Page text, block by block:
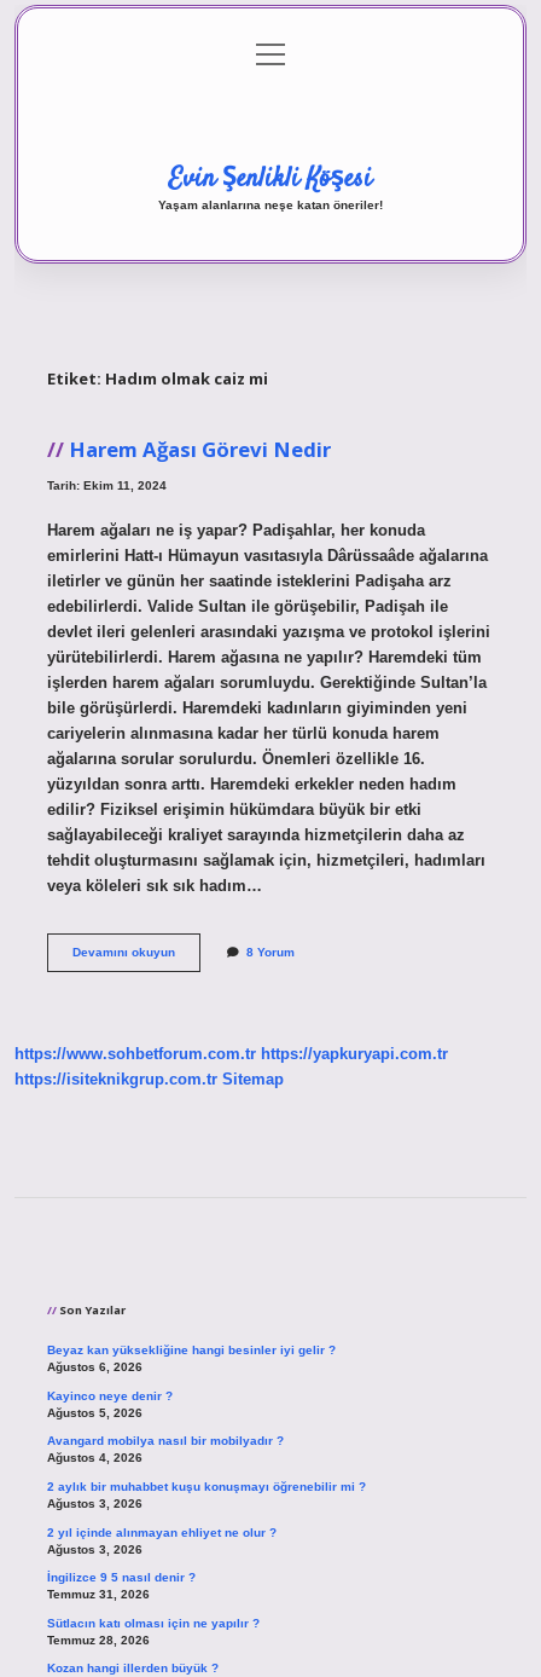
Gizlilik Politikası
menüyü
aç
Evin Şenlikli Köşesi
Yaşam alanlarına neşe katan öneriler!
Etiket: Hadım olmak caiz mi
Harem Ağası Görevi Nedir
Tarih: Ekim 11, 2024
Harem ağaları ne iş yapar? Padişahlar, her konuda
emirlerini Hatt-ı Hümayun vasıtasıyla Dârüssaâde ağalarına
iletirler ve günün her saatinde isteklerini Padişaha arz
edebilirlerdi. Valide Sultan ile görüşebilir, Padişah ile
devlet ileri gelenleri arasındaki yazışma ve protokol işlerini
yürütebilirlerdi. Harem ağasına ne yapılır? Haremdeki tüm
işlerden harem ağaları sorumluydu. Gerektiğinde Sultan’la
bile görüşürlerdi. Haremdeki kadınların giyiminden yeni
cariyelerin alınmasına kadar her türlü konuda harem
ağalarına sorular sorulurdu. Önemleri özellikle 16.
yüzyıldan sonra arttı. Haremdeki erkekler neden hadım
edilir? Fiziksel erişimin hükümdara büyük bir etki
sağlayabileceği kraliyet sarayında hizmetçilerin daha az
tehdit oluşturmasını sağlamak için, hizmetçileri, hadımları
veya köleleri sık sık hadım…
Devamını okuyunHarem
8 Yorum
https://www.sohbetforum.com.tr https://yapkuryapi.com.tr
https://isiteknikgrup.com.tr Sitemap
Son Yazılar
Beyaz kan yüksekliğine hangi besinler iyi gelir ?
Ağustos 6, 2026
Kayinco neye denir ?
Ağustos 5, 2026
Avangard mobilya nasıl bir mobilyadır ?
Ağustos 4, 2026
2 aylık bir muhabbet kuşu konuşmayı öğrenebilir mi ?
Ağustos 3, 2026
2 yıl içinde alınmayan ehliyet ne olur ?
Ağustos 3, 2026
İngilizce 9 5 nasıl denir ?
Temmuz 31, 2026
Sütlacın katı olması için ne yapılır ?
Temmuz 28, 2026
Kozan hangi illerden büyük ?